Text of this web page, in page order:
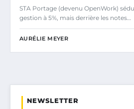
STA Portage (devenu OpenWork)
gestion à 5%, mais derrière les notes…
AURÉLIE MEYER
NEWSLETTER